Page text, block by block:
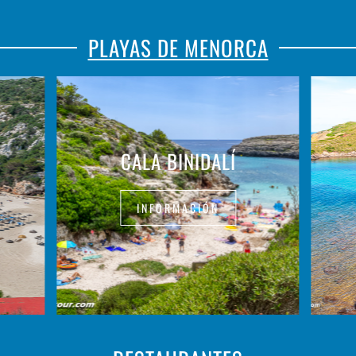
PLAYAS DE MENORCA
CALA BINIDALÍ
INFORMACIÓN